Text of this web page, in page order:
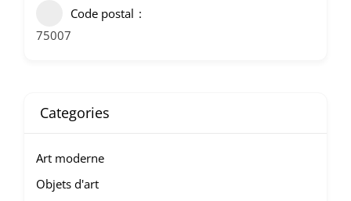
Code postal
75007
Categories
Art moderne
Objets d'art